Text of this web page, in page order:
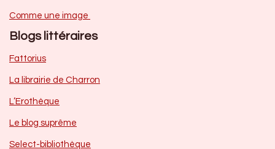
Comme une image
Blogs littéraires
Fattorius
La librairie de Charron
L’Erothèque
Le blog suprême
Select-bibliothèque